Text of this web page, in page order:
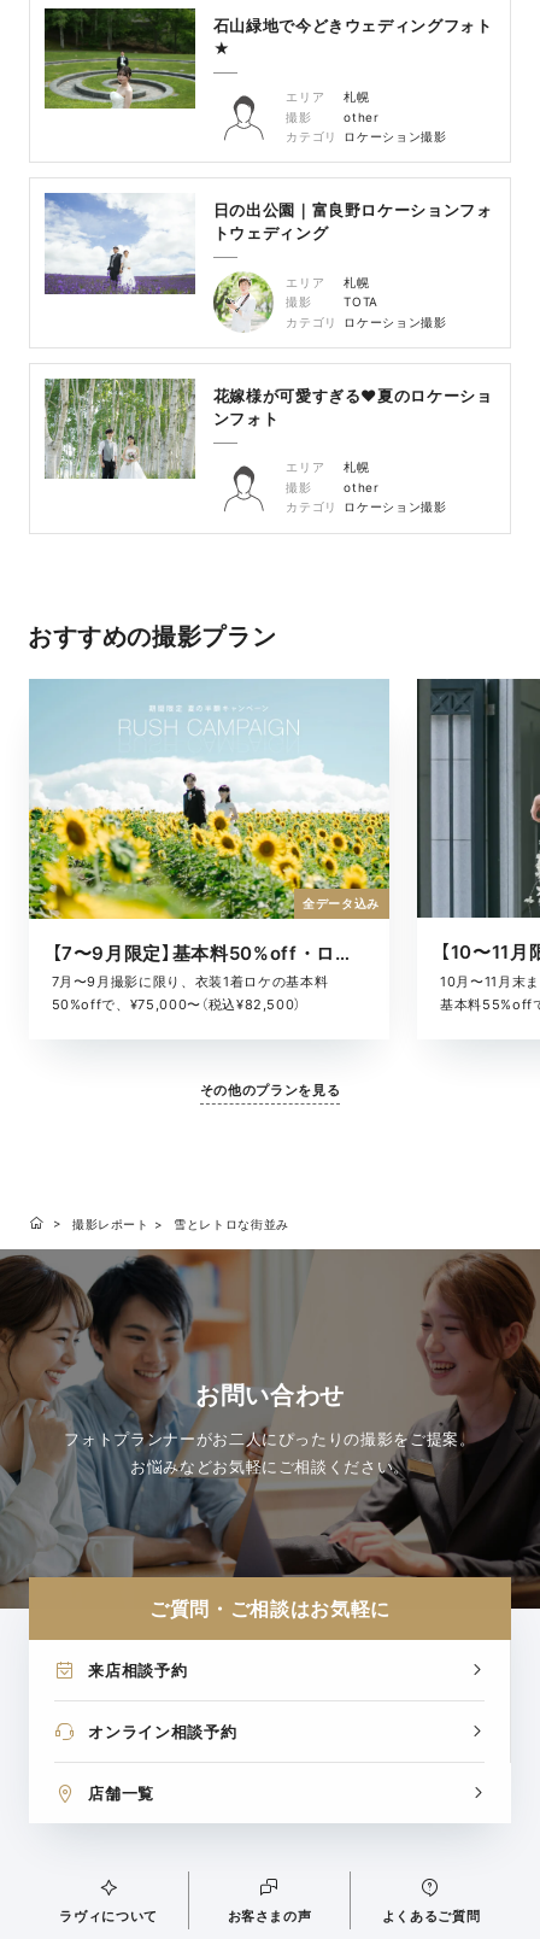
石山緑地で今どきウェディングフォト
★
エリア
札幌
撮影
other
カテゴリ
ロケーション撮影
日の出公園｜富良野ロケーションフォ
トウェディング
エリア
札幌
撮影
TOTA
カテゴリ
ロケーション撮影
花嫁様が可愛すぎる♥夏のロケーショ
ンフォト
エリア
札幌
撮影
other
カテゴリ
ロケーション撮影
おすすめの撮影プラン
【7〜9月限定】基本料50%off・ロケキャンペーン
7月〜9月撮影に限り、衣装1着ロケの基本料
50%offで、¥75,000〜（税込¥82,500）
全データ込み
10月〜11月末
基本料55%off
その他のプランを見る
撮影レポート 雪とレトロな街並み
お問い合わせ
フォトプランナーがお二人にぴったりの撮影をご提案。
お悩みなどお気軽にご相談ください。
ご質問・ご相談はお気軽に
来店相談予約
オンライン相談予約
店舗一覧
ラヴィについて お客さまの声 よくあるご質問